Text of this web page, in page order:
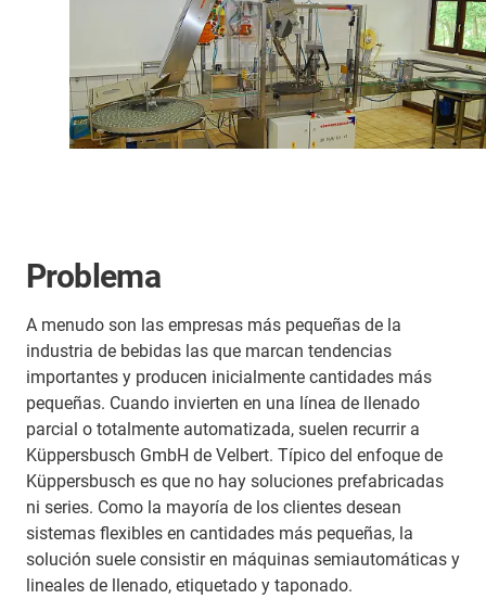
Problema
A menudo son las empresas más pequeñas de la
industria de bebidas las que marcan tendencias
importantes y producen inicialmente cantidades más
pequeñas. Cuando invierten en una línea de llenado
parcial o totalmente automatizada, suelen recurrir a
Küppersbusch GmbH de Velbert. Típico del enfoque de
Küppersbusch es que no hay soluciones prefabricadas
ni series. Como la mayoría de los clientes desean
sistemas flexibles en cantidades más pequeñas, la
solución suele consistir en máquinas semiautomáticas y
lineales de llenado, etiquetado y taponado.